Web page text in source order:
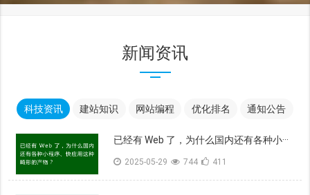
新闻资讯
科技资讯 建站知识 网站编程 优化排名 通知公告
已经有 Web 了，为什么国内还有各种小···
2025-05-29 744 411